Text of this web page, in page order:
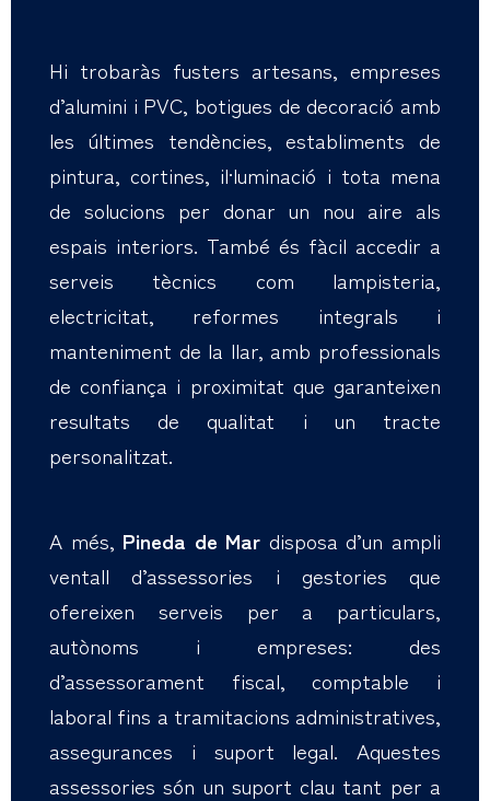
Hi trobaràs fusters artesans, empreses
d’alumini i PVC, botigues de decoració amb
les últimes tendències, establiments de
pintura, cortines, il·luminació i tota mena
de solucions per donar un nou aire als
espais interiors. També és fàcil accedir a
serveis tècnics com lampisteria,
electricitat, reformes integrals i
manteniment de la llar, amb professionals
de confiança i proximitat que garanteixen
resultats de qualitat i un tracte
personalitzat.
A més, Pineda de Mar disposa d’un ampli
ventall d’assessories i gestories que
ofereixen serveis per a particulars,
autònoms i empreses: des
d’assessorament fiscal, comptable i
laboral fins a tramitacions administratives,
assegurances i suport legal. Aquestes
assessories són un suport clau tant per a